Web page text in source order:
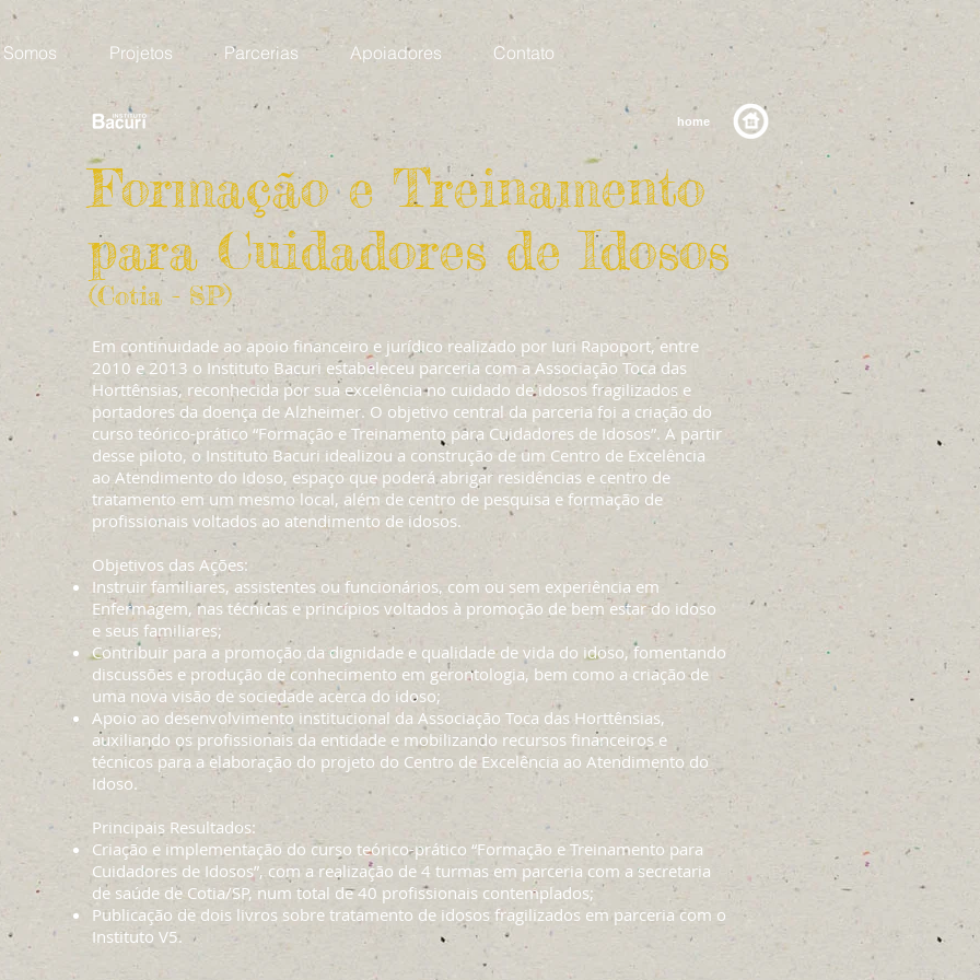
Projetos Parcerias Apoiadores Contato
Em continuidade ao apoio financeiro e jurídico realizado por Iuri Rapoport, entre
2010 e 2013 o Instituto Bacuri estabeleceu parceria com a Associação Toca das
Horttênsias, reconhecida por sua excelência no cuidado de idosos fragilizados e
portadores da doença de Alzheimer. O objetivo central da parceria foi a criação do
curso teórico-prático “Formação e Treinamento para Cuidadores de Idosos”. A partir
desse piloto, o Instituto Bacuri idealizou a construção de um Centro de Excelência
ao Atendimento do Idoso, espaço que poderá abrigar residências e centro de
tratamento em um mesmo local, além de centro de pesquisa e formação de
profissionais voltados ao atendimento de idosos.
Objetivos das Ações:
Instruir familiares, assistentes ou funcionários, com ou sem experiência em
Enfermagem, nas técnicas e princípios voltados à promoção de bem estar do idoso
e seus familiares;
Contribuir para a promoção da dignidade e qualidade de vida do idoso, fomentando
discussões e produção de conhecimento em gerontologia, bem como a criação de
uma nova visão de sociedade acerca do idoso;
Apoio ao desenvolvimento institucional da Associação Toca das Horttênsias,
auxiliando os profissionais da entidade e mobilizando recursos financeiros e
técnicos para a elaboração do projeto do Centro de Excelência ao Atendimento do
Idoso.
Principais Resultados:
Criação e implementação do curso teórico-prático “Formação e Treinamento para
Cuidadores de Idosos”, com a realização de 4 turmas em parceria com a secretaria
de saúde de Cotia/SP, num total de 40 profissionais contemplados;
Publicação de dois livros sobre tratamento de idosos fragilizados em parceria com o
Instituto V5.
Formação e Treinamento
para Cuidadores de Idosos
(Cotia - SP)
home